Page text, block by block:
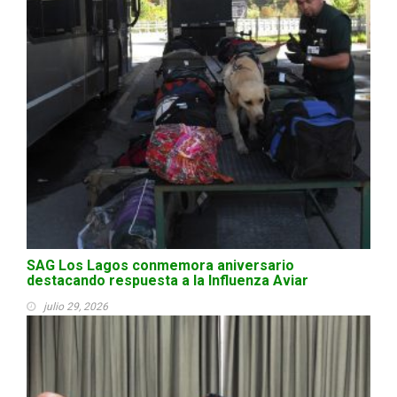
SAG Los Lagos conmemora aniversario
destacando respuesta a la Influenza Aviar
julio 29, 2026